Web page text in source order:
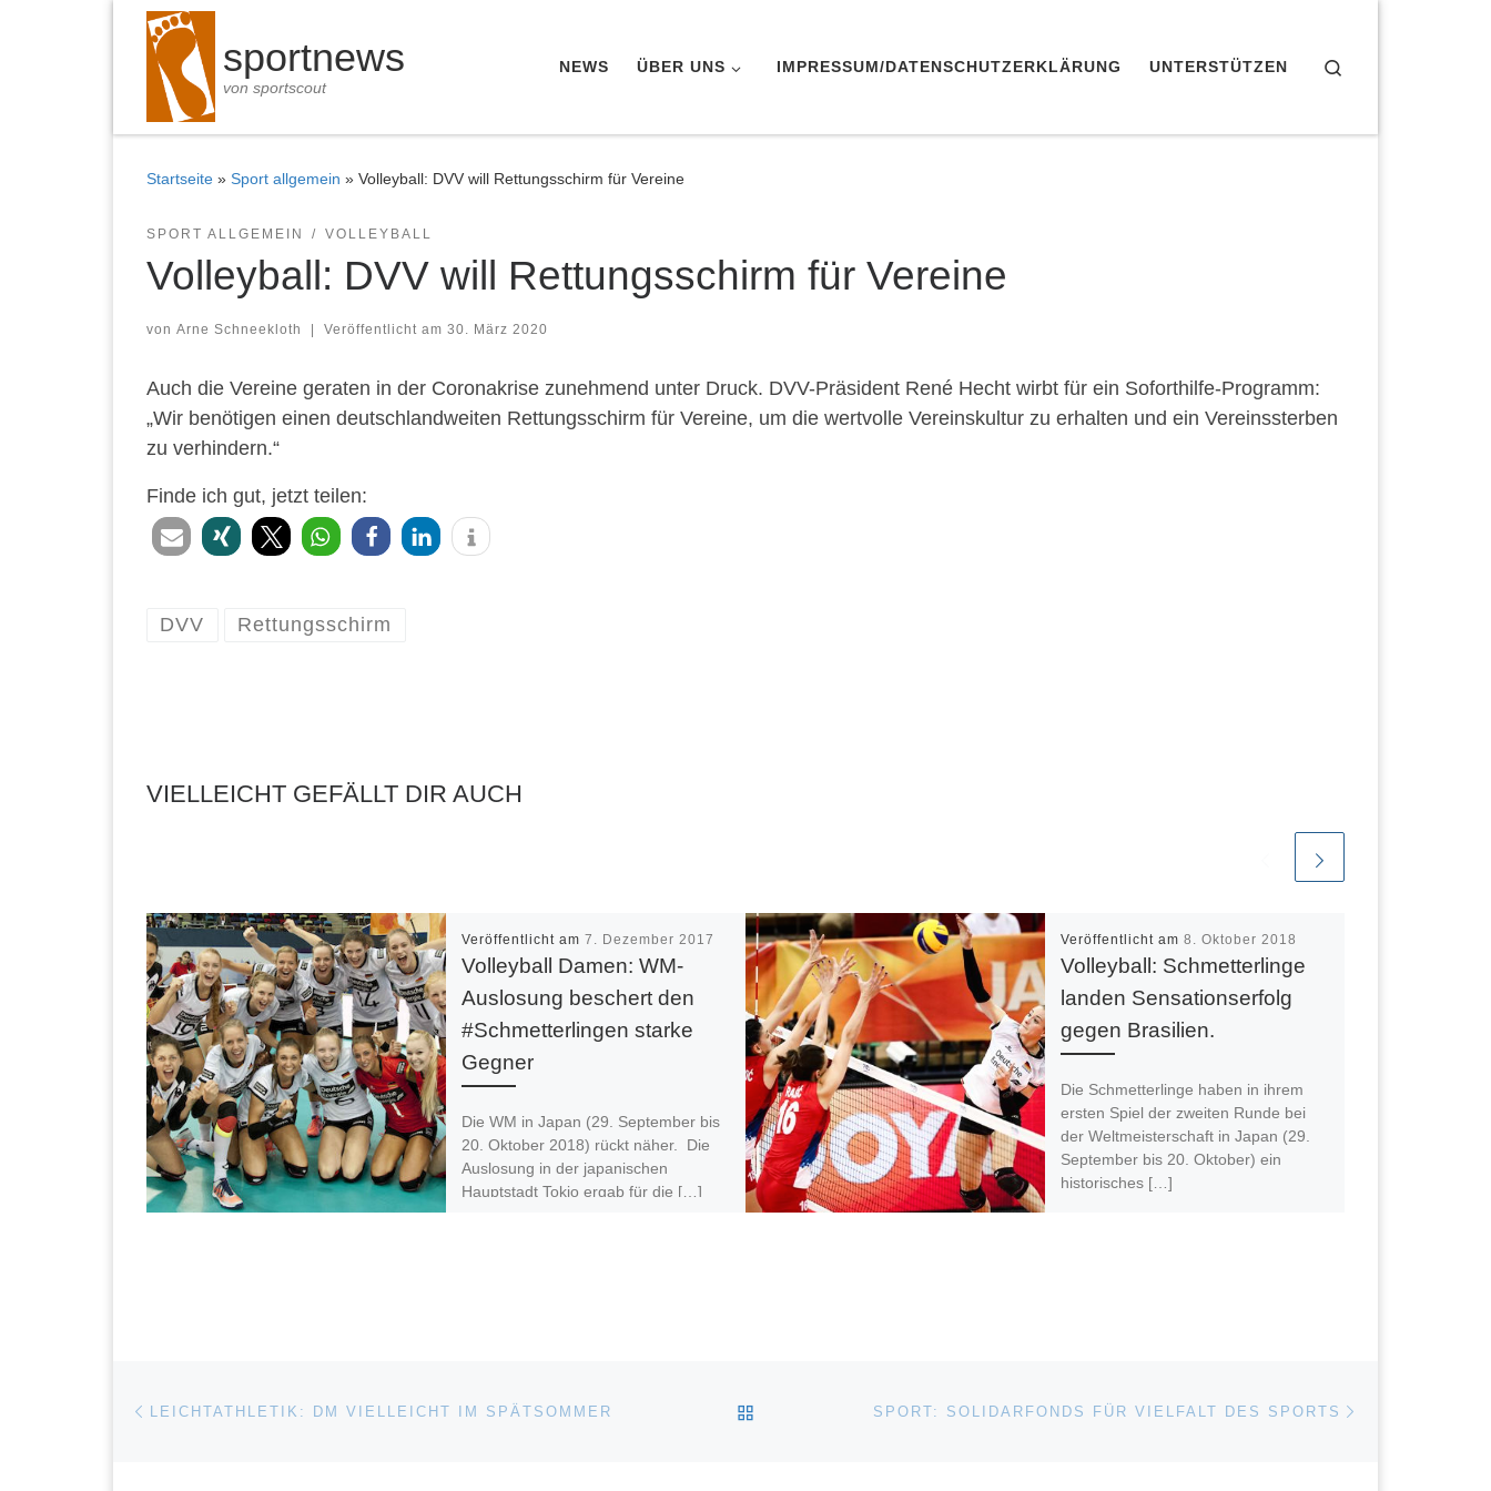
Zum Inhalt springen
sportnews
von sportscout
NEWS ÜBER UNS IMPRESSUM/DATENSCHUTZERKLÄRUNG UNTERSTÜTZEN
Startseite » Sport allgemein » Volleyball: DVV will Rettungsschirm für Vereine
SPORT ALLGEMEIN VOLLEYBALL
Volleyball: DVV will Rettungsschirm für Vereine
von Arne Schneekloth Veröffentlicht am 30. März 2020
Auch die Vereine geraten in der Coronakrise zunehmend unter Druck. DVV-Präsident René Hecht wirbt für ein Soforthilfe-Programm:
„Wir benötigen einen deutschlandweiten Rettungsschirm für Vereine, um die wertvolle Vereinskultur zu erhalten und ein Vereinssterben
zu verhindern.“
Finde ich gut, jetzt teilen:
DVV Rettungsschirm
VIELLEICHT GEFÄLLT DIR AUCH
Veröffentlicht am7. Dezember 2017
Volleyball Damen: WM-
Auslosung beschert den
#Schmetterlingen starke
Gegner
Die WM in Japan (29. September bis
20. Oktober 2018) rückt näher. Die
Auslosung in der japanischen
Hauptstadt Tokio ergab für die […]
Veröffentlicht am8. Oktober 2018
Volleyball: Schmetterlinge
landen Sensationserfolg
gegen Brasilien.
Die Schmetterlinge haben in ihrem
ersten Spiel der zweiten Runde bei
der Weltmeisterschaft in Japan (29.
September bis 20. Oktober) ein
historisches […]
Beitragsnavigation
LEICHTATHLETIK: DM VIELLEICHT IM SPÄTSOMMER ZURÜCK ZUR BEITRAGSLISTE
SPORT: SOLIDARFONDS FÜR VIELFALT DES SPORTS